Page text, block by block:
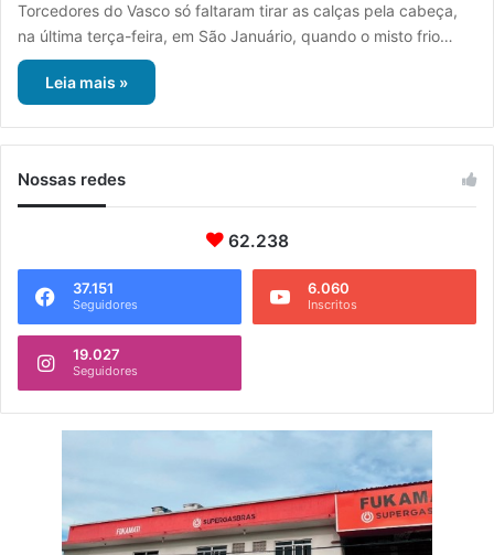
Torcedores do Vasco só faltaram tirar as calças pela cabeça,
na última terça-feira, em São Januário, quando o misto frio…
Leia mais »
Nossas redes
62.238
37.151
Seguidores
6.060
Inscritos
19.027
Seguidores